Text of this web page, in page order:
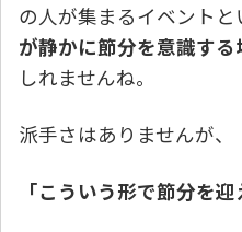
の人が集まるイベント
が静かに節分を意識する
しれませんね。
派手さはありませんが、
「こういう形で節分を迎